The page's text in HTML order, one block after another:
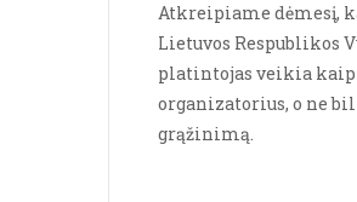
Atkreipiame dėmesį,
Lietuvos Respublikos
platintojas veikia
organizatorius, o ne
grąžinimą.